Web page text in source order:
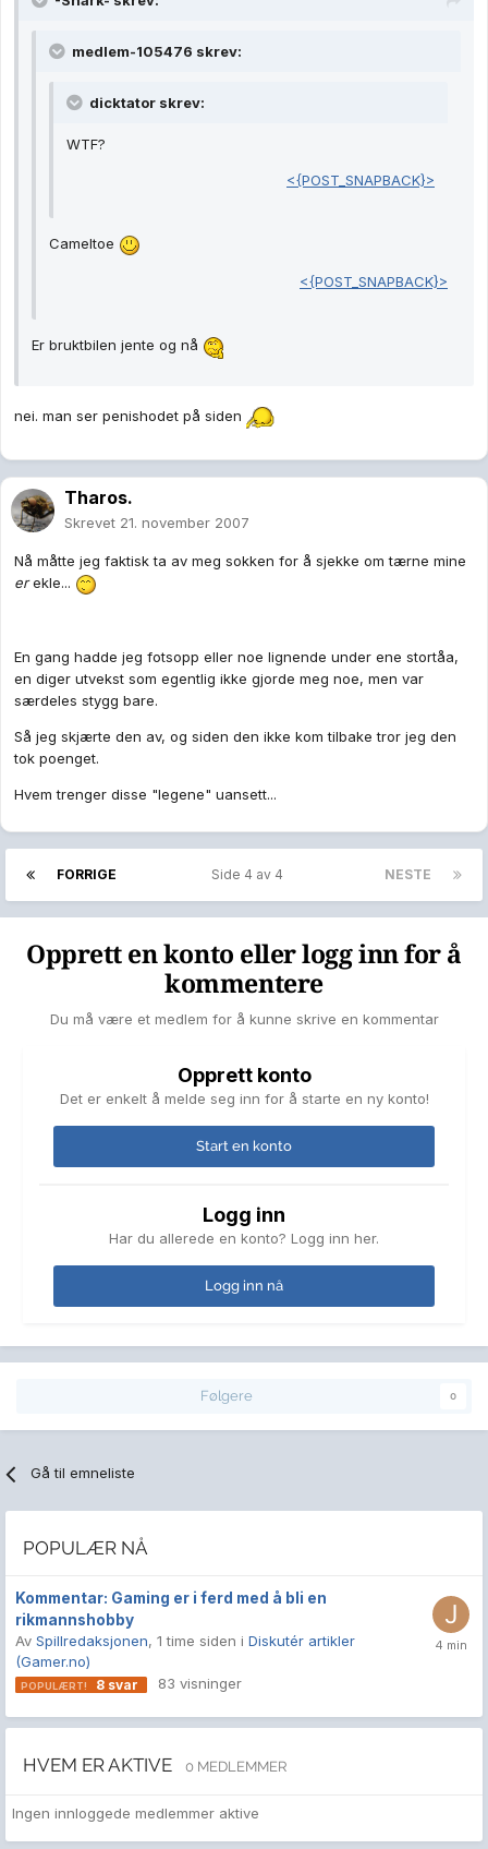
medlem-105476 skrev:
dicktator skrev:
WTF?
<{POST_SNAPBACK}>
Cameltoe
<{POST_SNAPBACK}>
Er bruktbilen jente og nå
nei. man ser penishodet på siden
Tharos.
Skrevet 21. november 2007
Nå måtte jeg faktisk ta av meg sokken for å sjekke om tærne mine
erekle...
En gang hadde jeg fotsopp eller noe lignende under ene stortåa,
en diger utvekst som egentlig ikke gjorde meg noe, men var
særdeles stygg bare.
Så jeg skjærte den av, og siden den ikke kom tilbake tror jeg den
tok poenget.
Hvem trenger disse "legene" uansett...
FORRIGE NESTE
Side 4 av 4
Opprett en konto eller logg inn for å
kommentere
Du må være et medlem for å kunne skrive en kommentar
Opprett konto
Det er enkelt å melde seg inn for å starte en ny konto!
Start en konto
Logg inn
Har du allerede en konto? Logg inn her.
Logg inn nå
Følgere 0
Gå til emneliste
POPULÆR NÅ
Kommentar: Gaming er i ferd med å bli en
rikmannshobby
Av Spillredaksjonen, 1 time siden i Diskutér artikler
(Gamer.no)
8 svar 83 visninger
HVEM ER AKTIVE 0 MEDLEMMER
Ingen innloggede medlemmer aktive